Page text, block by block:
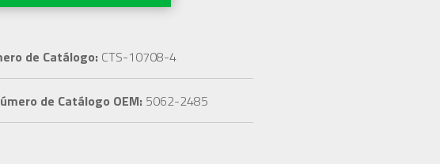
de Catálogo:CTS-10708-4
de Catálogo OEM:5062-2485